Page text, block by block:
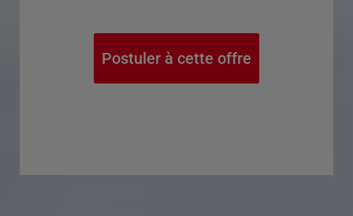
Postuler à cette offre